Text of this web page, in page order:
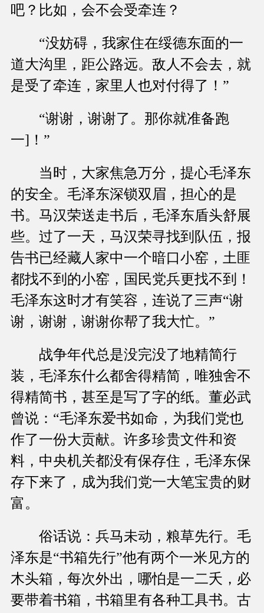
吧？比如，会不会受牵连？
“没妨碍，我家住在绥德东面的一
道大沟里，距公路远。敌人不会去，就
是受了牵连，家里人也对付得了！”
“谢谢，谢谢了。那你就准备跑
一]！”
当时，大家焦急万分，提心毛泽东
的安全。毛泽东深锁双眉，担心的是
书。马汉荣送走书后，毛泽东盾头舒展
些。过了一天，马汉荣寻找到队伍，报
告书已经藏人家中一个暗口小窑，土匪
都找不到的小窑，国民党兵更找不到！
毛泽东这时才有笑容，连说了三声“谢
谢，谢谢，谢谢你帮了我大忙。”
战争年代总是没完没了地精简行
装，毛泽东什么都舍得精简，唯独舍不
得精简书，甚至是写了字的纸。董必武
曾说：“毛泽东爱书如命，为我们党也
作了一份大贡献。许多珍贵文件和资
料，中央机关都没有保存住，毛泽东保
存下来了，成为我们党一大笔宝贵的财
富。
俗话说：兵马未动，粮草先行。毛
泽东是“书箱先行”他有两个一米见方的
木头箱，每次外出，哪怕是一二夭，必
要带着书箱，书箱里有各种工具书。古